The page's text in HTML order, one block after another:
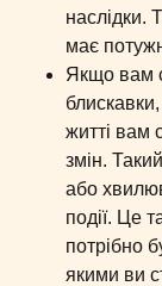
наслідки.
має
Якщо вам
житті вам
змін.
або
події. Це
потрібно
якими ви